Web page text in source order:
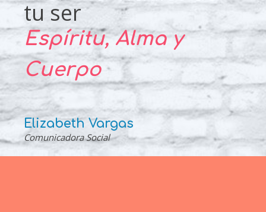
tu ser
Espíritu, Alma y
Cuerpo
Elizabeth Vargas
Comunicadora Social